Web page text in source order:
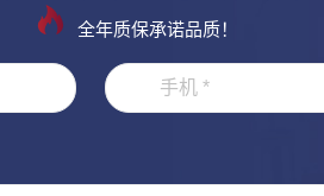
全年质保承诺品质！